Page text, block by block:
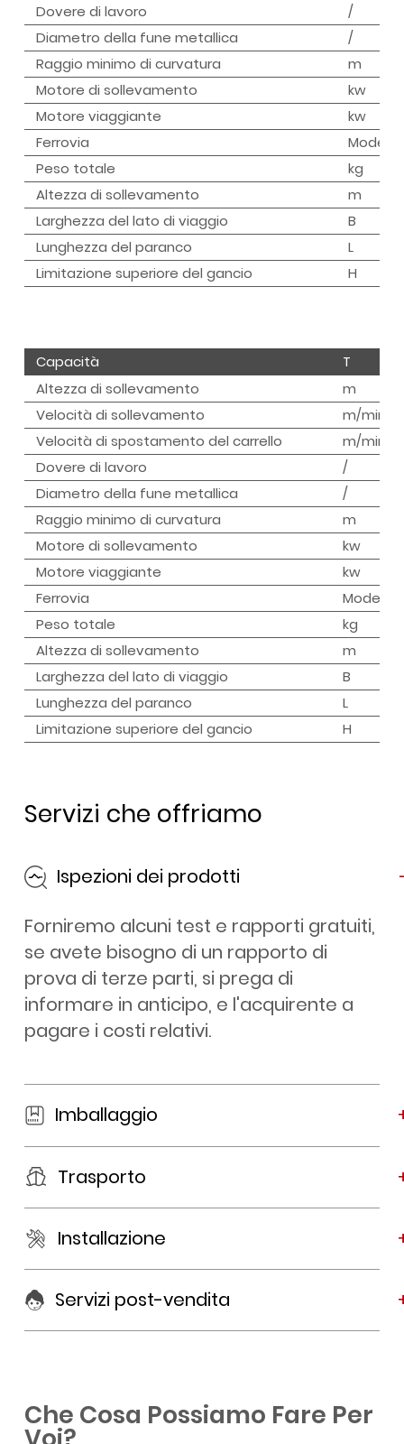
Dovere di lavoro
/
Diametro della fune metallica
/
Raggio minimo di curvatura
m
Motore di sollevamento
kw
Motore viaggiante
kw
Ferrovia
Modello
Peso totale
kg
Altezza di sollevamento
m
Larghezza del lato di viaggio
B
Lunghezza del paranco
L
Limitazione superiore del gancio
H
Capacità
T
Altezza di sollevamento
m
Velocità di sollevamento
m/min
Velocità di spostamento del carrello
m/min
Dovere di lavoro
/
Diametro della fune metallica
/
Raggio minimo di curvatura
m
Motore di sollevamento
kw
Motore viaggiante
kw
Ferrovia
Modello
Peso totale
kg
Altezza di sollevamento
m
Larghezza del lato di viaggio
B
Lunghezza del paranco
L
Limitazione superiore del gancio
H
Servizi che offriamo
Ispezioni dei prodotti
Forniremo alcuni test e rapporti gratuiti,
se avete bisogno di un rapporto di
prova di terze parti, si prega di
informare in anticipo, e l'acquirente a
pagare i costi relativi.
Imballaggio
Trasporto
Installazione
Servizi post-vendita
Che Cosa Possiamo Fare Per